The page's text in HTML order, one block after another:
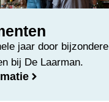
jaar door bijzondere
bij De Laarman.